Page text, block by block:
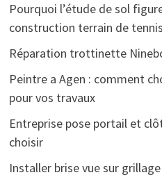
Pourquoi l’étude de sol
construction terrain de
Réparation trottinette
Peintre a Agen : comment
pour vos travaux
Entreprise pose portail et
choisir
Installer brise vue sur